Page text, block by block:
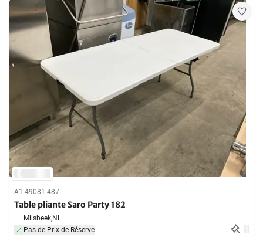
A1-49081-487
Table pliante Saro Party 182
Milsbeek,NL
Pas de Prix de Réserve